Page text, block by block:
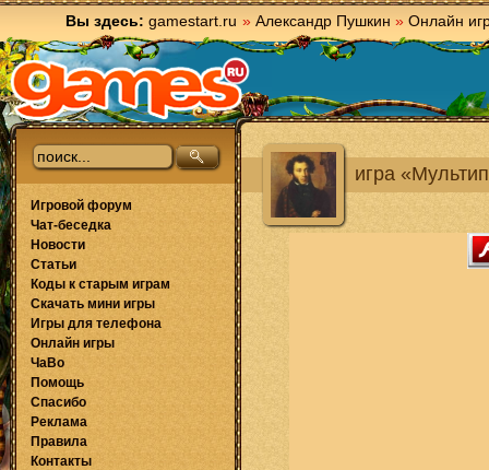
Вы здесь: gamestart.ru » Александр Пушкин » Онлайн
игра
Игровой форум
Чат-беседка
Новости
Статьи
Коды к старым играм
Скачать мини игры
Игры для телефона
Онлайн игры
ЧаВо
Помощь
Спасибо
Реклама
Правила
Контакты